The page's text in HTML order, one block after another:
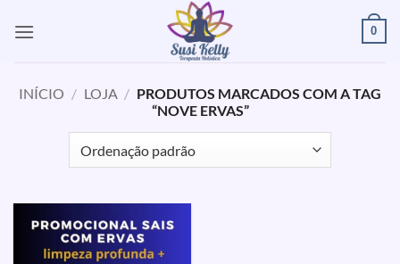
0
INÍCIO / LOJA / PRODUTOS MARCADOS COM A TAG
“NOVE ERVAS”